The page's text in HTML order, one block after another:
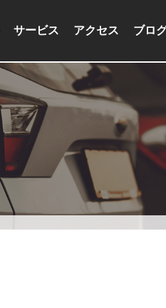
サービス アクセス ブロ